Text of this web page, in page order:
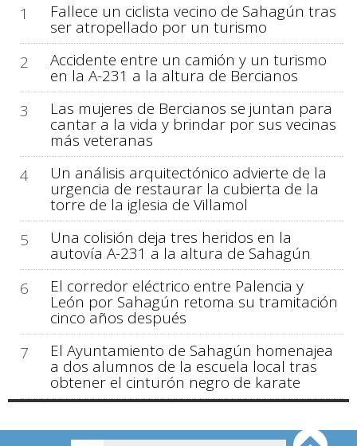
1 Fallece un ciclista vecino de Sahagún tras
ser atropellado por un turismo
2
Accidente entre un camión y un turismo
en la A-231 a la altura de Bercianos
3
Las mujeres de Bercianos se juntan para
cantar a la vida y brindar por sus vecinas
más veteranas
4
Un análisis arquitectónico advierte de la
urgencia de restaurar la cubierta de la
torre de la iglesia de Villamol
5
Una colisión deja tres heridos en la
autovía A-231 a la altura de Sahagún
6
El corredor eléctrico entre Palencia y
León por Sahagún retoma su tramitación
cinco años después
7
El Ayuntamiento de Sahagún homenajea
a dos alumnos de la escuela local tras
obtener el cinturón negro de karate